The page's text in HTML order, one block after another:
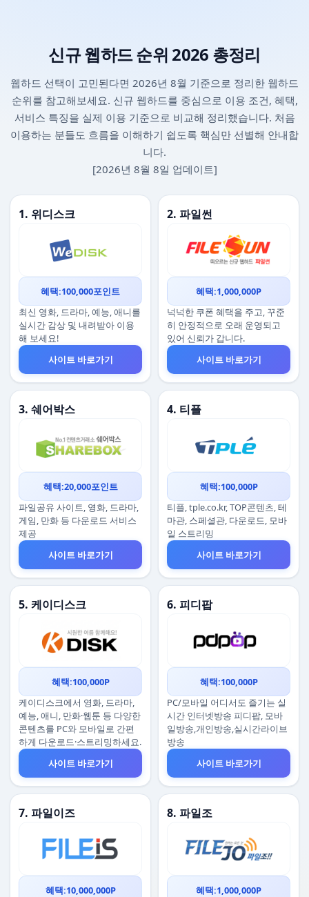
신규 웹하드 순위 2026 총정리
웹하드 선택이 고민된다면 2026년 8월 기준으로 정리한 웹하드
순위를 참고해보세요. 신규 웹하드를 중심으로 이용 조건, 혜택,
서비스 특징을 실제 이용 기준으로 비교해 정리했습니다. 처음
이용하는 분들도 흐름을 이해하기 쉽도록 핵심만 선별해 안내합
니다.
[2026년 8월 8일 업데이트]
1. 위디스크
혜택:100,000포인트
최신 영화, 드라마, 예능, 애니를
실시간 감상 및 내려받아 이용
해 보세요!
사이트 바로가기
2. 파일썬
혜택:1,000,000P
넉넉한 쿠폰 혜택을 주고, 꾸준
히 안정적으로 오래 운영되고
있어 신뢰가 갑니다.
사이트 바로가기
3. 쉐어박스
혜택:20,000포인트
파일공유 사이트, 영화, 드라마,
게임, 만화 등 다운로드 서비스
제공
사이트 바로가기
4. 티플
혜택:100,000P
티플, tple.co.kr, TOP콘텐츠, 테
마관, 스페셜관, 다운로드, 모바
일 스트리밍
사이트 바로가기
5. 케이디스크
혜택:100,000P
케이디스크에서 영화, 드라마,
예능, 애니, 만화·웹툰 등 다양한
콘텐츠를 PC와 모바일로 간편
하게 다운로드·스트리밍하세요.
사이트 바로가기
6. 피디팝
혜택:100,000P
PC/모바일 어디서도 즐기는 실
시간 인터넷방송 피디팝, 모바
일방송,개인방송,실시간라이브
방송
사이트 바로가기
7. 파일이즈
혜택:10,000,000P
8. 파일조
혜택:1,000,000P